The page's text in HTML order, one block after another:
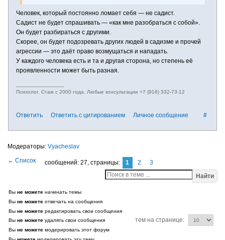
Человек, который постоянно ломает себя — не садист.
Садист не будет спрашивать — «как мне разобраться с собой».
Он будет разбираться с другими.
Скорее, он будет подозревать других людей в садизме и прочей
агрессии — это даёт право возмущаться и нападать.
У каждого человека есть и та и другая сторона, но степень её
проявленности может быть разная.
Психолог. Стаж с 2000 года. Любые консультации +7 (916) 332-73-12
#
Ответить Ответить с цитированием Личное сообщение
Vyacheslav
сообщений: 27, страницы: 1 2
3
Найти
Вы не можете начинать темы
Вы не можете отвечать на сообщения
Вы не можете редактировать свои сообщения
Вы не можете удалять свои сообщения
Вы не можете модерировать этот форум
тем на странице: